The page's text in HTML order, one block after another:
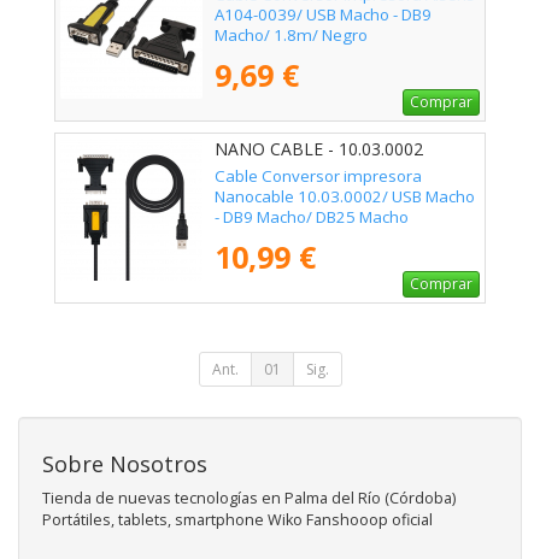
A104-0039/ USB Macho - DB9
Macho/ 1.8m/ Negro
9,69 €
Comprar
NANO CABLE - 10.03.0002
Cable Conversor impresora
Nanocable 10.03.0002/ USB Macho
- DB9 Macho/ DB25 Macho
10,99 €
Comprar
Ant. 01 Sig.
Sobre Nosotros
Tienda de nuevas tecnologías en Palma del Río (Córdoba)
Portátiles, tablets, smartphone Wiko Fanshooop oficial